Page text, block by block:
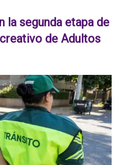
la segunda etapa de
de Adultos